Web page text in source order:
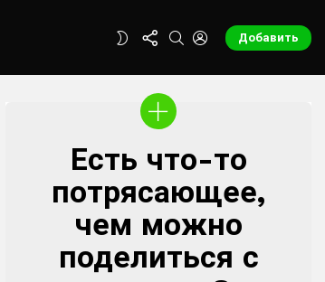
SWITCH
SEARCHLOGINДобавить
CREATE
Есть что-то
потрясающее,
чем можно
поделиться с